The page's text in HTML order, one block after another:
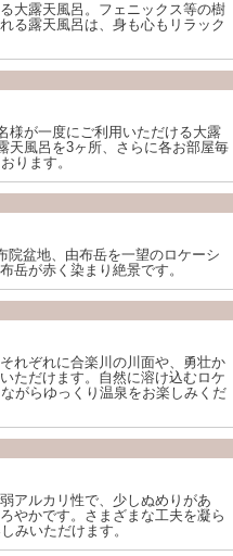
大露天風呂。フェニックス等の樹
る露天風呂は、身も心もリラック
様が一度にご利用いただける大露
天風呂を3ヶ所、さらに各お部屋毎
ります。
院盆地、由布岳を一望のロケーシ
岳が赤く染まり絶景です。
れぞれに合楽川の川面や、勇壮か
ただけます。自然に溶け込むロケ
がらゆっくり温泉をお楽しみくだ
アルカリ性で、少しぬめりがあ
やかです。さまざまな工夫を凝ら
みいただけます。